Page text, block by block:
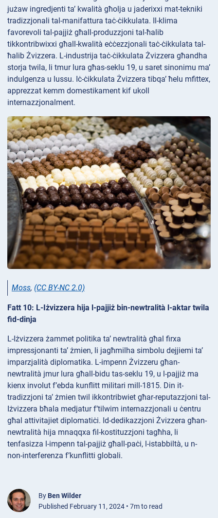
jużaw ingredjenti ta’ kwalità għolja u jaderixxi mat-tekniki
tradizzjonali tal-manifattura taċ-ċikkulata. Il-klima
favorevoli tal-pajjiż għall-produzzjoni tal-ħalib
tikkontribwixxi għall-kwalità eċċezzjonali taċ-ċikkulata tal-
ħalib Żvizzera. L-industrija taċ-ċikkulata Żvizzera għandha
storja twila, li tmur lura għas-seklu 19, u saret sinonimu ma’
indulgenza u lussu. Iċ-ċikkulata Żvizzera tibqa’ ħelu mfittex,
apprezzat kemm domestikament kif ukoll
internazzjonalment.
Moss, (CC BY-NC 2.0)
Fatt 10: L-Iżvizzera hija l-pajjiż bin-newtralità l-aktar twila
fid-dinja
L-Iżvizzera żammet politika ta’ newtralità għal firxa
impressjonanti ta’ żmien, li jagħmilha simbolu dejjiemi ta’
imparzjalità diplomatika. L-impenn Żvizzeru għan-
newtralità jmur lura għall-bidu tas-seklu 19, u l-pajjiż ma
kienx involut f’ebda kunflitt militari mill-1815. Din it-
tradizzjoni ta’ żmien twil ikkontribwiet għar-reputazzjoni tal-
Iżvizzera bħala medjatur f’tilwim internazzjonali u ċentru
għal attivitajiet diplomatiċi. Id-dedikazzjoni Żvizzera għan-
newtralità hija mnaqqxa fil-kostituzzjoni tagħha, li
tenfasizza l-impenn tal-pajjiż għall-paċi, l-istabbiltà, u n-
non-interferenza f’kunflitti globali.
By Ben Wilder
Published February 11, 2024 • 7m to read